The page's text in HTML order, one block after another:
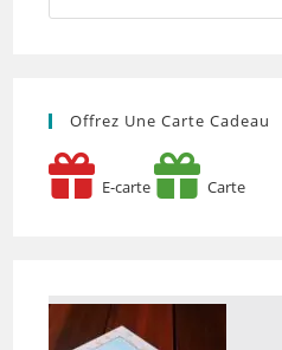
Offrez Une Carte Cadeau
E-carte Carte